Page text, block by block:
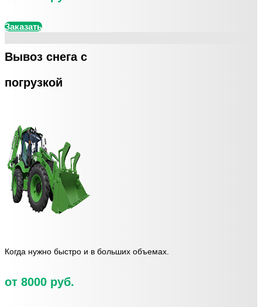
Заказать
Вывоз снега с
погрузкой
Когда нужно быстро и в больших объемах.
от 8000 руб.